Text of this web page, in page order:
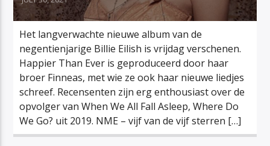
Het langverwachte nieuwe album van de
negentienjarige Billie Eilish is vrijdag verschenen.
Happier Than Ever is geproduceerd door haar
broer Finneas, met wie ze ook haar nieuwe liedjes
schreef. Recensenten zijn erg enthousiast over de
opvolger van When We All Fall Asleep, Where Do
We Go? uit 2019. NME – vijf van de vijf sterren […]